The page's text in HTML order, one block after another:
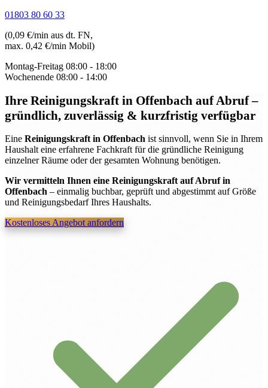
01803 80 60 33
(0,09 €/min aus dt. FN,
max. 0,42 €/min Mobil)
Montag-Freitag 08:00 - 18:00
Wochenende 08:00 - 14:00
Ihre Reinigungskraft in Offenbach auf Abruf–
gründlich, zuverlässig & kurzfristig verfügbar
Eine Reinigungskraft in Offenbach ist sinnvoll, wenn Sie in Ihrem
Haushalt eine erfahrene Fachkraft für die gründliche Reinigung
einzelner Räume oder der gesamten Wohnung benötigen.
Wir vermitteln Ihnen eine Reinigungskraft auf Abruf in
Offenbach – einmalig buchbar, geprüft und abgestimmt auf Größe
und Reinigungsbedarf Ihres Haushalts.
Kostenloses Angebot anfordern